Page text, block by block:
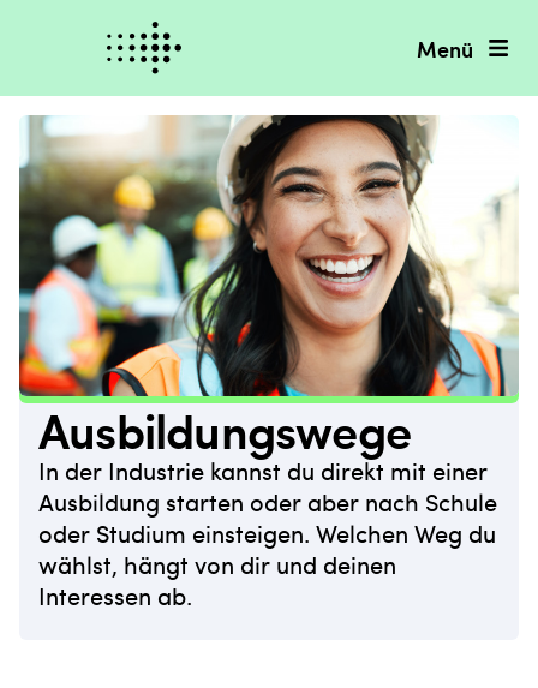
Menü
Ausbildungswege
In der Industrie kannst du direkt mit einer
Ausbildung starten oder aber nach Schule
oder Studium einsteigen. Welchen Weg du
wählst, hängt von dir und deinen
Interessen ab.